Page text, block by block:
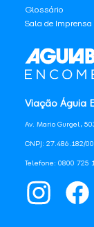
Viação Águia
Av. Mario Gurgel,
CNPJ: 27.486.182/
Telefone: 0800 725
Glossário
Sala de Imprensa